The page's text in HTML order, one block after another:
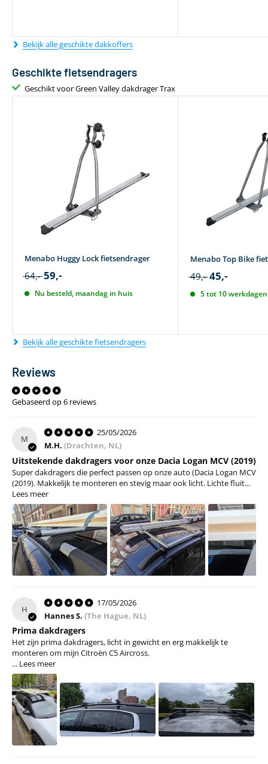
Bekijk alle geschikte dakkoffers
Geschikte fietsendragers
Geschikt voor Green Valley dakdrager Trax
Menabo Huggy Lock fietsendrager
64,- 59,-
Nu besteld, maandag in huis
Menabo Top Bike
49,- 45,-
5 tot 10
Bekijk alle geschikte fietsendragers
Reviews
Gebaseerd op 6 reviews
M
25/05/2026
M.H. (Drachten, NL)
Uitstekende dakdragers voor onze Dacia Logan MCV (2019)
Super dakdragers die perfect passen op onze auto (Dacia Logan MCV
(2019). Makkelijk te monteren en stevig maar ook licht. Lichte fluit...
Lees meer
H
17/05/2026
Hannes S. (The Hague, NL)
Prima dakdragers
Het zijn prima dakdragers, licht in gewicht en erg makkelijk te
monteren om mijn Citroën C5 Aircross.
... Lees meer